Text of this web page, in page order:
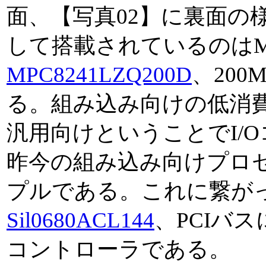
面、【写真02】に裏面の
して搭載されているのは
MPC8241LZQ200D、
る。組み込み向けの低消
汎用向けということでI/
昨今の組み込み向けプロ
プルである。これに繋が
Sil0680ACL144、PCIバス
コントローラである。